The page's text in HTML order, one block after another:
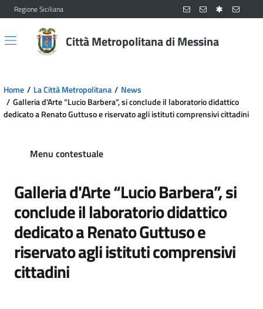
Vai al contenuto principale
Vai al menu principale
Regione Siciliana
Città Metropolitana di Messina
Home La Città Metropolitana
News
Galleria d'Arte “Lucio Barbera”, si conclude il laboratorio didattico
dedicato a Renato Guttuso e riservato agli istituti comprensivi cittadini
Menu contestuale
Galleria d'Arte “Lucio Barbera”, si
conclude il laboratorio didattico
dedicato a Renato Guttuso e
riservato agli istituti comprensivi
cittadini